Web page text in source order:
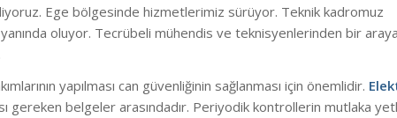
Ege bölgesinde hizmetlerimiz sürüyor. Teknik kadromuz
oluyor. Tecrübeli mühendis ve teknisyenlerinden bir araya
yapılması can güvenliğinin sağlanması için önemlidir.
gereken belgeler arasındadır. Periyodik kontrollerin mutlaka